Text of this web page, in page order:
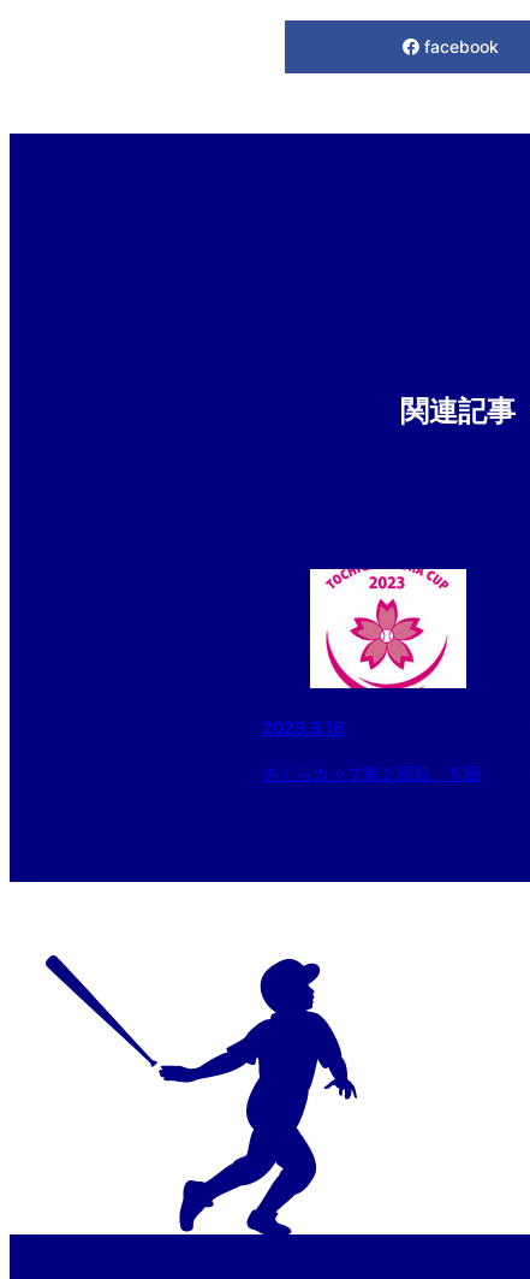
facebook
関連記事
2023.9.16
さくらカップ第２回戦 ５回